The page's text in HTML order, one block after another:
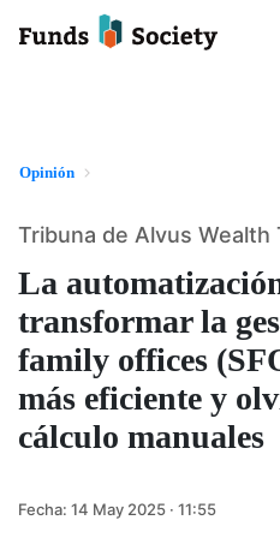
Opinión
La
transformar la
family offices
más eficiente y
cálculo manuales
Tribuna de Alvus Wealth
Fecha: 14 May 2025 · 11:55